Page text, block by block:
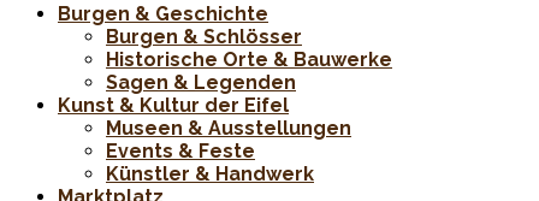
Burgen & Geschichte
Burgen & Schlösser
Historische Orte & Bauwerke
Sagen & Legenden
Kunst & Kultur der Eifel
Museen & Ausstellungen
Events & Feste
Künstler & Handwerk